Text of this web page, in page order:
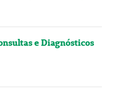
e Diagnósticos